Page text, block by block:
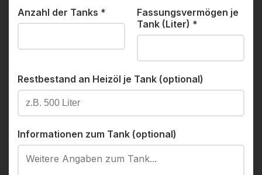
Anzahl der Tanks *
Fassungsvermögen je
Tank (Liter) *
Restbestand an Heizöl je Tank (optional)
Informationen zum Tank (optional)